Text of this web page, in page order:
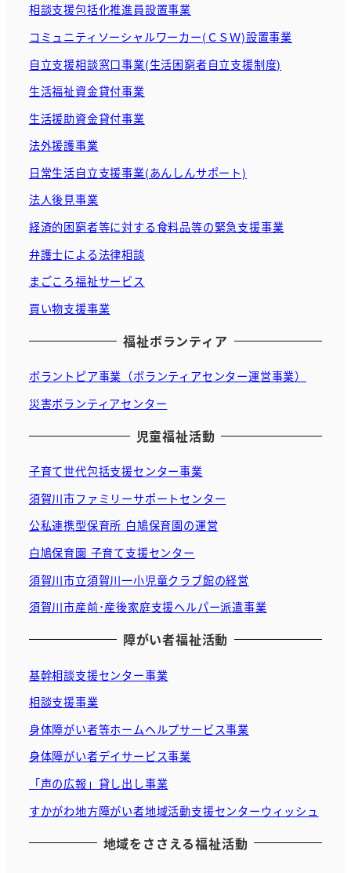
相談支援包括化推進員設置事業
コミュニティソーシャルワーカー(ＣＳＷ)設置事業
自立支援相談窓口事業(生活困窮者自立支援制度)
生活福祉資金貸付事業
生活援助資金貸付事業
法外援護事業
日常生活自立支援事業(あんしんサポート)
法人後見事業
経済的困窮者等に対する食料品等の緊急支援事業
弁護士による法律相談
まごころ福祉サービス
買い物支援事業
福祉ボランティア
ボラントピア事業（ボランティアセンター運営事業）
災害ボランティアセンター
児童福祉活動
子育て世代包括支援センター事業
須賀川市ファミリーサポートセンター
公私連携型保育所 白鳩保育園の運営
白鳩保育園 子育て支援センター
須賀川市立須賀川一小児童クラブ館の経営
須賀川市産前･産後家庭支援ヘルパー派遣事業
障がい者福祉活動
基幹相談支援センター事業
相談支援事業
身体障がい者等ホームヘルプサービス事業
身体障がい者デイサービス事業
「声の広報」貸し出し事業
すかがわ地方障がい者地域活動支援センターウィッシュ
地域をささえる福祉活動